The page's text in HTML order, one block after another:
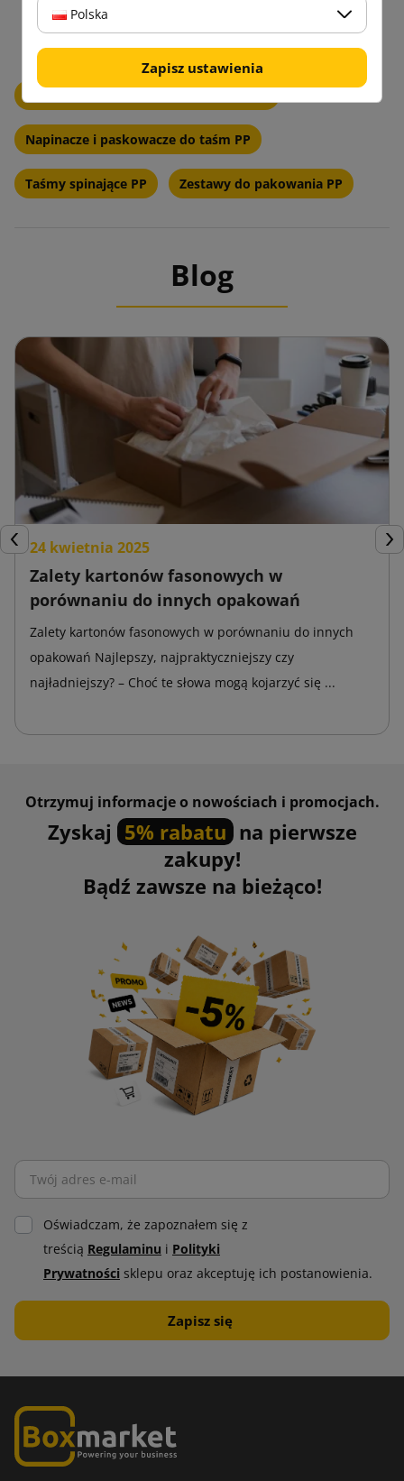
Napinacze i paskowacze do taśm PP
Taśmy spinające PP Zestawy do pakowania PP
Blog
Poprzedni
24 kwietnia 2025
Zalety kartonów fasonowych w
porównaniu do innych opakowań
Zalety kartonów fasonowych w porównaniu do innych
opakowań Najlepszy, najpraktyczniejszy czy
najładniejszy? – Choć te słowa mogą kojarzyć się ...
Otrzymuj informacje o nowościach i promocjach.
Zyskaj 5% rabatu na pierwsze
zakupy!
Bądź zawsze na bieżąco!
Oświadczam, że zapoznałem się z
treścią Regulaminu i Polityki
Prywatności sklepu oraz akceptuję ich postanowienia.
Polska
Zapisz ustawienia